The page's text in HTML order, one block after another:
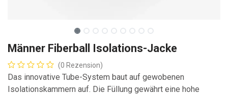
Männer Fiberball Isolations-Jacke
(0 Rezension)
Das innovative Tube-System baut auf gewobenen
Isolationskammern auf. Die Füllung gewährt eine hohe